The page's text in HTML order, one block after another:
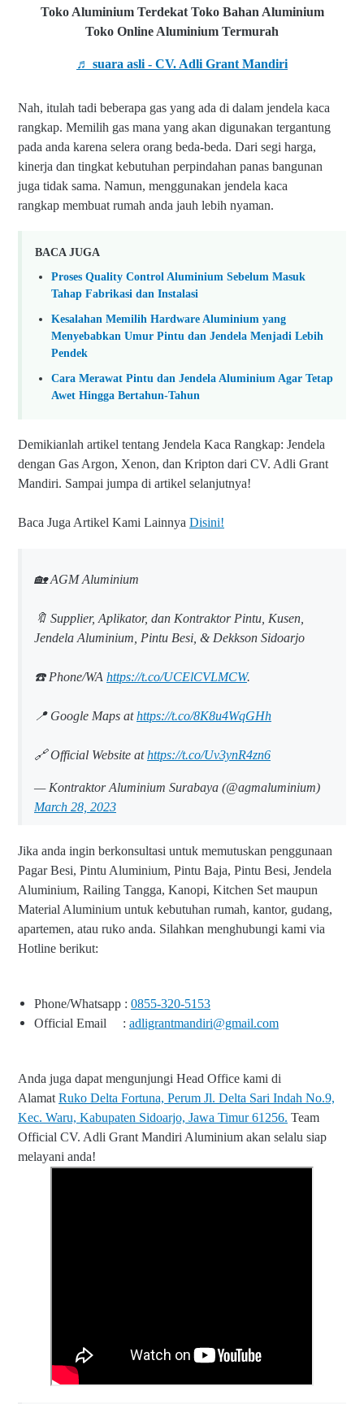
Toko Aluminium Terdekat Toko Bahan Aluminium
Toko Online Aluminium Termurah
♬ suara asli - CV. Adli Grant Mandiri
Nah, itulah tadi beberapa gas yang ada di dalam jendela kaca
rangkap. Memilih gas mana yang akan digunakan tergantung
pada anda karena selera orang beda-beda. Dari segi harga,
kinerja dan tingkat kebutuhan perpindahan panas bangunan
juga tidak sama. Namun, menggunakan jendela kaca
rangkap membuat rumah anda jauh lebih nyaman.
BACA JUGA
Proses Quality Control Aluminium Sebelum Masuk
Tahap Fabrikasi dan Instalasi
Kesalahan Memilih Hardware Aluminium yang
Menyebabkan Umur Pintu dan Jendela Menjadi Lebih
Pendek
Cara Merawat Pintu dan Jendela Aluminium Agar Tetap
Awet Hingga Bertahun-Tahun
Demikianlah artikel tentang Jendela Kaca Rangkap: Jendela
dengan Gas Argon, Xenon, dan Kripton dari CV. Adli Grant
Mandiri. Sampai jumpa di artikel selanjutnya!
Baca Juga Artikel Kami Lainnya Disini!
🏡 AGM Aluminium
🔖 Supplier, Aplikator, dan Kontraktor Pintu, Kusen,
Jendela Aluminium, Pintu Besi, & Dekkson Sidoarjo
☎️ Phone/WA https://t.co/UCElCVLMCW.
📍 Google Maps athttps://t.co/8K8u4WqGHh
🔗 Official Website athttps://t.co/Uv3ynR4zn6
— Kontraktor Aluminium Surabaya (@agmaluminium)
March 28, 2023
Jika anda ingin berkonsultasi untuk memutuskan penggunaan
Pagar Besi, Pintu Aluminium, Pintu Baja, Pintu Besi, Jendela
Aluminium, Railing Tangga, Kanopi, Kitchen Set maupun
Material Aluminium untuk kebutuhan rumah, kantor, gudang,
apartemen, atau ruko anda. Silahkan menghubungi kami via
Hotline berikut:
Phone/Whatsapp : 0855-320-5153
Official Email : adligrantmandiri@gmail.com
Anda juga dapat mengunjungi Head Office kami di
Alamat Ruko Delta Fortuna, Perum Jl. Delta Sari Indah No.9,
Kec. Waru, Kabupaten Sidoarjo, Jawa Timur 61256. Team
Official CV. Adli Grant Mandiri Aluminium akan selalu siap
melayani anda!